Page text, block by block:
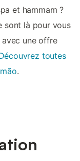
et hammam ?
sont là pour vous
avec une offre
toutes
.